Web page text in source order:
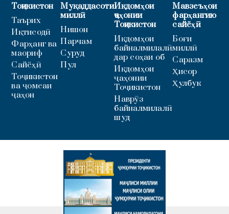
Тоҷикистон
Таърих
Иқтисодӣ
Фарҳанг ва
маориф
Сайёҳӣ
Тоҷикистон
ва ҷомеаи
ҷаҳон
Муқаддасоти
миллӣ
Нишон
Парчам
Суруд
Пул
Иқдомҳои
ҷаҳонии
Тоҷикистон
Иқдомҳои
байналмилалӣ
дар соҳаи об
Иқдомҳои
ҷаҳонии
Тоҷикистон
Наврӯз
байналмилалӣ
шуд
Мавзеъҳои
фарҳангию
сайёҳӣ
Боғи
миллӣ
Саразм
Ҳисор
Ҳулбук